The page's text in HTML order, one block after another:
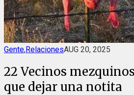
Gente,RelacionesAUG 20, 2025
22 Vecinos
que dejar una notita